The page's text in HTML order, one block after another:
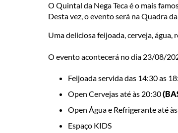
O Quintal da Nega Teca é o mais
Desta vez, o evento será na Quadra
Uma deliciosa feijoada, cerveja, água,
O evento acontecerá no dia 23/08/
Feijoada servida das 14:30 as
Open Cervejas até às 20:30
Open Água e Refrigerante até
Espaço KIDS